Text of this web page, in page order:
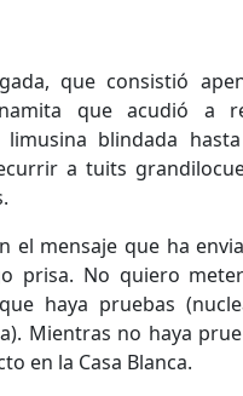
que consistió
que acudió a
blindada
a tuits
el mensaje que ha
prisa. No quiero
haya pruebas
Mientras no haya
en la Casa Blanca.